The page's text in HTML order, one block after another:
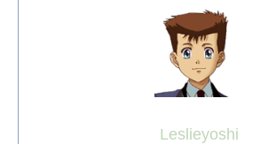
Leslieyoshi